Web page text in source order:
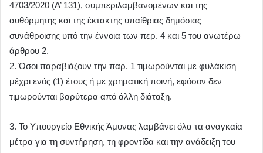
4703/2020 (Α’ 131), συμπεριλαμβανομένων και της
αυθόρμητης και της έκτακτης υπαίθριας δημόσιας
συνάθροισης υπό την έννοια των περ. 4 και 5 του ανωτέρω
άρθρου 2.
2. Όσοι παραβιάζουν την παρ. 1 τιμωρούνται με φυλάκιση
μέχρι ενός (1) έτους ή με χρηματική ποινή, εφόσον δεν
τιμωρούνται βαρύτερα από άλλη διάταξη.
3. Το Υπουργείο Εθνικής Άμυνας λαμβάνει όλα τα αναγκαία
μέτρα για τη συντήρηση, τη φροντίδα και την ανάδειξη του